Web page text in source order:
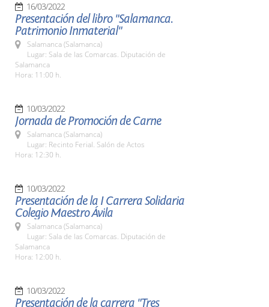
16/03/2022
Presentación del libro "Salamanca.
Patrimonio Inmaterial"
Salamanca (Salamanca)
Lugar: Sala de las Comarcas. Diputación de
Salamanca
Hora: 11:00 h.
10/03/2022
Jornada de Promoción de Carne
Salamanca (Salamanca)
Lugar: Recinto Ferial. Salón de Actos
Hora: 12:30 h.
10/03/2022
Presentación de la I Carrera Solidaria
Colegio Maestro Ávila
Salamanca (Salamanca)
Lugar: Sala de las Comarcas. Diputación de
Salamanca
Hora: 12:00 h.
10/03/2022
Presentación de la carrera "Tres